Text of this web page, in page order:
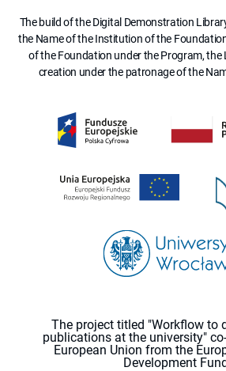
The build of the Digital Demonstration
the Name of the Institution of the
of the Foundation under the Program, the
creation under the patronage of the
The project titled "Workflow to
publications at the university"
European Union from the
Development